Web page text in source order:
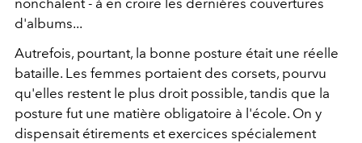
nonchalent - à en croire les dernières couvertures
d'albums...
Autrefois, pourtant, la bonne posture était une réelle
bataille. Les femmes portaient des corsets, pourvu
qu'elles restent le plus droit possible, tandis que la
posture fut une matière obligatoire à l'école. On y
dispensait étirements et exercices spécialement